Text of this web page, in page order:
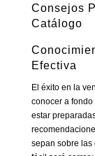
Consejos
Catálogo
Efectiva
El éxito en la
conocer a
estar
sepan sobre las